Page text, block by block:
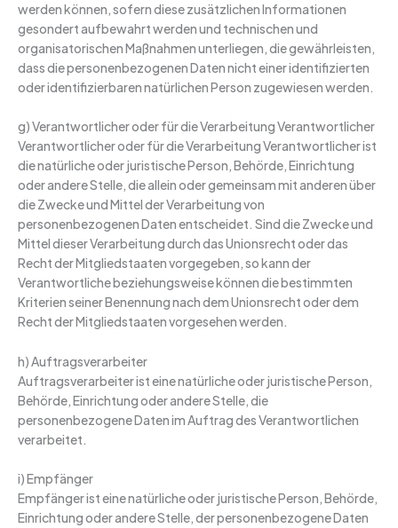
werden können, sofern diese zusätzlichen Informationen
gesondert aufbewahrt werden und technischen und
organisatorischen Maßnahmen unterliegen, die gewährleisten,
dass die personenbezogenen Daten nicht einer identifizierten
oder identifizierbaren natürlichen Person zugewiesen werden.
g) Verantwortlicher oder für die Verarbeitung Verantwortlicher
Verantwortlicher oder für die Verarbeitung Verantwortlicher ist
die natürliche oder juristische Person, Behörde, Einrichtung
oder andere Stelle, die allein oder gemeinsam mit anderen über
die Zwecke und Mittel der Verarbeitung von
personenbezogenen Daten entscheidet. Sind die Zwecke und
Mittel dieser Verarbeitung durch das Unionsrecht oder das
Recht der Mitgliedstaaten vorgegeben, so kann der
Verantwortliche beziehungsweise können die bestimmten
Kriterien seiner Benennung nach dem Unionsrecht oder dem
Recht der Mitgliedstaaten vorgesehen werden.
h) Auftragsverarbeiter
Auftragsverarbeiter ist eine natürliche oder juristische Person,
Behörde, Einrichtung oder andere Stelle, die
personenbezogene Daten im Auftrag des Verantwortlichen
verarbeitet.
i) Empfänger
Empfänger ist eine natürliche oder juristische Person, Behörde,
Einrichtung oder andere Stelle, der personenbezogene Daten